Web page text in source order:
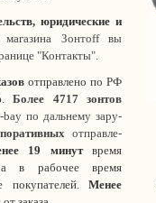
юридические и
магазина Зонтoff вы
"Контакты".
отправлено по РФ
Более 4717 зонтов
по дальнему зару-
отправле-
19 минутвремя
в рабочее время
покупателей. Менее